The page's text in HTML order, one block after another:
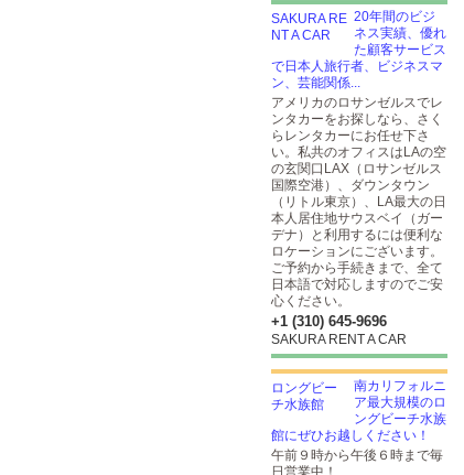
20年間のビジ
ネス実績、優れ
た顧客サービス
で日本人旅行者、ビジネスマ
ン、芸能関係...
アメリカのロサンゼルスでレ
ンタカーをお探しなら、さく
らレンタカーにお任せ下さ
い。私共のオフィスはLAの空
の玄関口LAX（ロサンゼルス
国際空港）、ダウンタウン
（リトル東京）、LA最大の日
本人居住地サウスベイ（ガー
デナ）と利用するには便利な
ロケーションにございます。
ご予約から手続きまで、全て
日本語で対応しますのでご安
心ください。
+1 (310) 645-9696
SAKURA RENT A CAR
南カリフォルニ
ア最大規模のロ
ングビーチ水族
館にぜひお越しください！
午前９時から午後６時まで毎
日営業中！